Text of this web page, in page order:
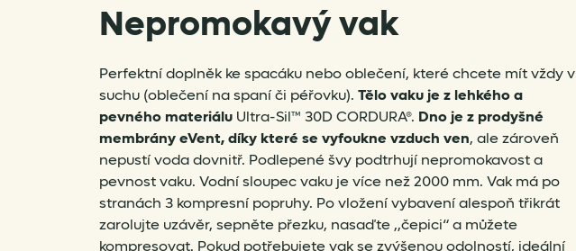
Nepromokavý vak
Perfektní doplněk ke spacáku nebo oblečení, které chcete mít vždy v
suchu (oblečení na spaní či péřovku). Tělo vaku je z lehkého a
pevného materiálu Ultra-Sil™ 30D CORDURA®. Dno je z prodyšné
membrány eVent, díky které se vyfoukne vzduch ven, ale zároveň
nepustí voda dovnitř. Podlepené švy podtrhují nepromokavost a
pevnost vaku. Vodní sloupec vaku je více než 2000 mm. Vak má po
stranách 3 kompresní popruhy. Po vložení vybavení alespoň třikrát
zarolujte uzávěr, sepněte přezku, nasaďte ,,čepici“ a můžete
kompresovat. Pokud potřebujete vak se zvýšenou odolností, ideální